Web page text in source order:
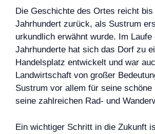
Die Geschichte des Ortes reicht bis
Jahrhundert zurück, als Sustrum
urkundlich erwähnt wurde. Im Laufe
Jahrhunderte hat sich das Dorf zu
Handelsplatz entwickelt und war
Landwirtschaft von großer
Sustrum vor allem für seine schöne
seine zahlreichen Rad- und
Ein wichtiger Schritt in die Zukunft